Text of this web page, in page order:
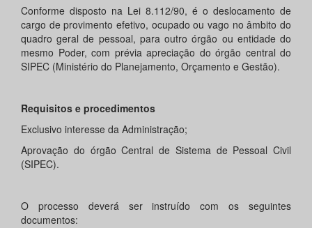
Conforme disposto na Lei 8.112/90, é o deslocamento de
cargo de provimento efetivo, ocupado ou vago no âmbito do
quadro geral de pessoal, para outro órgão ou entidade do
mesmo Poder, com prévia apreciação do órgão central do
SIPEC (Ministério do Planejamento, Orçamento e Gestão).
Requisitos e procedimentos
Exclusivo interesse da Administração;
Aprovação do órgão Central de Sistema de Pessoal Civil
(SIPEC).
O processo deverá ser instruído com os seguintes
documentos: